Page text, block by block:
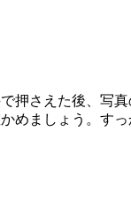
押さえた後、写
めましょう。す